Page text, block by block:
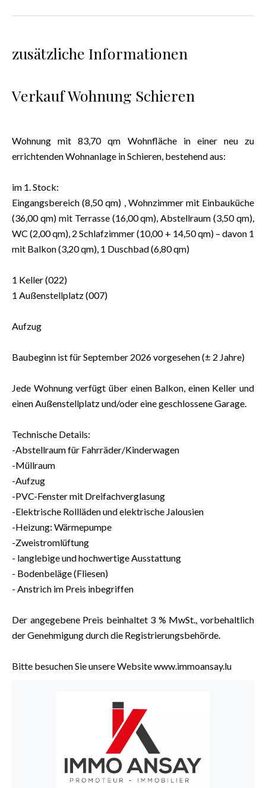
zusätzliche Informationen
Verkauf Wohnung Schieren
Wohnung mit 83,70 qm Wohnfläche in einer neu zu
errichtenden Wohnanlage in Schieren, bestehend aus:
im 1. Stock:
Eingangsbereich (8,50 qm) , Wohnzimmer mit Einbauküche
(36,00 qm) mit Terrasse (16,00 qm), Abstellraum (3,50 qm),
WC (2,00 qm), 2 Schlafzimmer (10,00 + 14,50 qm) – davon 1
mit Balkon (3,20 qm), 1 Duschbad (6,80 qm)
1 Keller (022)
1 Außenstellplatz (007)
Aufzug
Baubeginn ist für September 2026 vorgesehen (± 2 Jahre)
Jede Wohnung verfügt über einen Balkon, einen Keller und
einen Außenstellplatz und/oder eine geschlossene Garage.
Technische Details:
-Abstellraum für Fahrräder/Kinderwagen
-Müllraum
-Aufzug
-PVC-Fenster mit Dreifachverglasung
-Elektrische Rollläden und elektrische Jalousien
-Heizung: Wärmepumpe
-Zweistromlüftung
- langlebige und hochwertige Ausstattung
- Bodenbeläge (Fliesen)
- Anstrich im Preis inbegriffen
Der angegebene Preis beinhaltet 3 % MwSt., vorbehaltlich
der Genehmigung durch die Registrierungsbehörde.
Bitte besuchen Sie unsere Website www.immoansay.lu